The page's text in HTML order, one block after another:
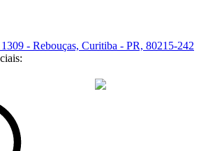
- Rebouças, Curitiba - PR, 80215-242